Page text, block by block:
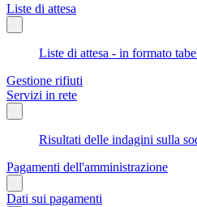
Liste di attesa
Liste di attesa - in formato
Gestione rifiuti
Servizi in rete
Risultati delle indagini sulla
Pagamenti dell'amministrazione
Dati sui pagamenti